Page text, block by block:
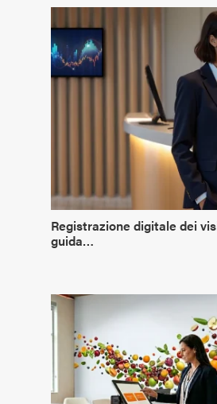
Registrazione digitale dei
guida…